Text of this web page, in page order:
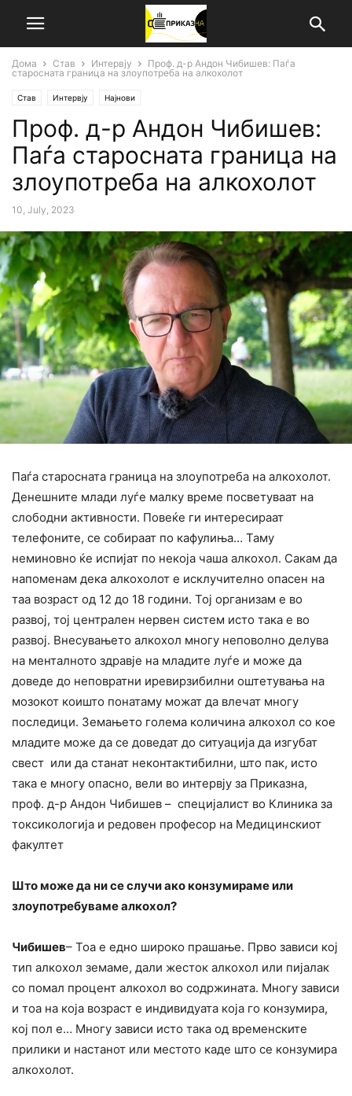
Дома Став Интервју
Проф. д-р Андон Чибишев: Паѓа
старосната граница на злоупотреба на алкохолот
Став Интервју Најнови
Проф. д-р Андон Чибишев:
Паѓа старосната граница на
злоупотреба на алкохолот
10, July, 2023
Паѓа старосната граница на злоупотреба на алкохолот.
Денешните млади луѓе малку време посветуваат на
слободни активности. Повеќе ги интересираат
телефоните, се собираат по кафулиња… Таму
неминовно ќе испијат по некоја чаша алкохол. Сакам да
напоменам дека алкохолот е исклучително опасен на
таа возраст од 12 до 18 години. Тој организам е во
развој, тој централен нервен систем исто така е во
развој. Внесувањето алкохол многу неповолно делува
на менталното здравје на младите луѓе и може да
доведе до неповратни иревирзибилни оштетувања на
мозокот коишто понатаму можат да влечат многу
последици. Земањето голема количина алкохол со кое
младите може да се доведат до ситуација да изгубат
свест или да станат неконтактибилни, што пак, исто
така е многу опасно, вели во интервју за Приказна,
проф. д-р Андон Чибишев – специјалист во Клиника за
токсикологија и редовен професор на Медицинскиот
факултет
Што може да ни се случи ако конзумираме или
злоупотребуваме алкохол?
Чибишев– Тоа е едно широко прашање. Прво зависи кој
тип алкохол земаме, дали жесток алкохол или пијалак
со помал процент алкохол во содржината. Многу зависи
и тоа на која возраст е индивидуата која го конзумира,
кој пол е… Многу зависи исто така од временските
прилики и настанот или местото каде што се конзумира
алкохолот.